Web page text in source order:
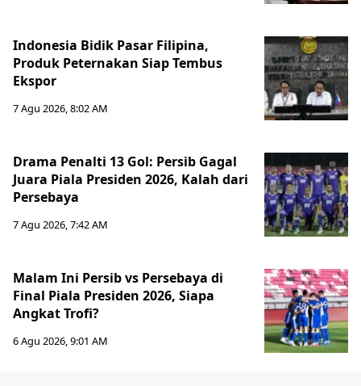
Indonesia Bidik Pasar Filipina,
Produk Peternakan Siap Tembus
Ekspor
7 Agu 2026, 8:02 AM
Drama Penalti 13 Gol: Persib Gagal
Juara Piala Presiden 2026, Kalah dari
Persebaya
7 Agu 2026, 7:42 AM
Malam Ini Persib vs Persebaya di
Final Piala Presiden 2026, Siapa
Angkat Trofi?
6 Agu 2026, 9:01 AM